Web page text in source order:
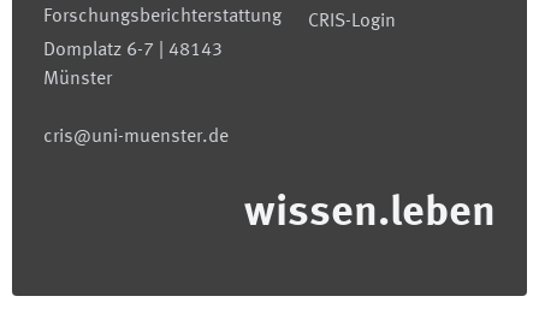
Forschungsberichterstattung
Domplatz 6-7 | 48143
Münster
cris@uni-muenster.de
CRIS-Login
wissen.leben